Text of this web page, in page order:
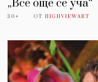
„Все още се уча“
30+ ОТ HIGHVIEWART